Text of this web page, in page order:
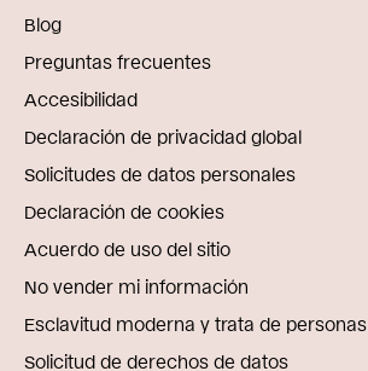
Blog
Preguntas frecuentes
Accesibilidad
Declaración de privacidad global
Solicitudes de datos personales
Declaración de cookies
Acuerdo de uso del sitio
No vender mi información
Esclavitud moderna y trata de personas
Solicitud de derechos de datos